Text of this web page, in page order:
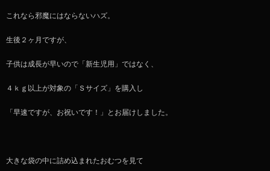
これなら邪魔にはならないハズ。
生後２ヶ月ですが、
子供は成長が早いので「新生児用」ではなく、
４ｋｇ以上が対象の「Ｓサイズ」を購入し
「早速ですが、お祝いです！」とお届けしました。
大きな袋の中に詰め込まれたおむつを見て